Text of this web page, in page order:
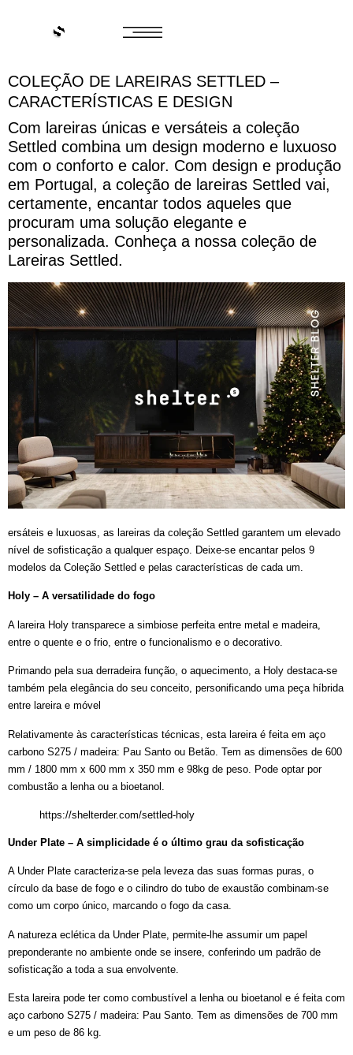
COLEÇÃO DE LAREIRAS SETTLED –
CARACTERÍSTICAS E DESIGN
Com lareiras únicas e versáteis a coleção
Settled combina um design moderno e luxuoso
com o conforto e calor. Com design e produção
em Portugal, a coleção de lareiras Settled vai,
certamente, encantar todos aqueles que
procuram uma solução elegante e
personalizada. Conheça a nossa coleção de
Lareiras Settled.
ersáteis e luxuosas, as lareiras da coleção Settled garantem um elevado
nível de sofisticação a qualquer espaço. Deixe-se encantar pelos 9
modelos da Coleção Settled e pelas características de cada um.
Holy – A versatilidade do fogo
A lareira Holy transparece a simbiose perfeita entre metal e madeira,
entre o quente e o frio, entre o funcionalismo e o decorativo.
Primando pela sua derradeira função, o aquecimento, a Holy destaca-se
também pela elegância do seu conceito, personificando uma peça híbrida
entre lareira e móvel
Relativamente às características técnicas, esta lareira é feita em aço
carbono S275 / madeira: Pau Santo ou Betão. Tem as dimensões de 600
mm / 1800 mm x 600 mm x 350 mm e 98kg de peso. Pode optar por
combustão a lenha ou a bioetanol.
https://shelterder.com/settled-holy
Under Plate – A simplicidade é o último grau da sofisticação
A Under Plate caracteriza-se pela leveza das suas formas puras, o
círculo da base de fogo e o cilindro do tubo de exaustão combinam-se
como um corpo único, marcando o fogo da casa.
A natureza eclética da Under Plate, permite-lhe assumir um papel
preponderante no ambiente onde se insere, conferindo um padrão de
sofisticação a toda a sua envolvente.
Esta lareira pode ter como combustível a lenha ou bioetanol e é feita com
aço carbono S275 / madeira: Pau Santo. Tem as dimensões de 700 mm
e um peso de 86 kg.